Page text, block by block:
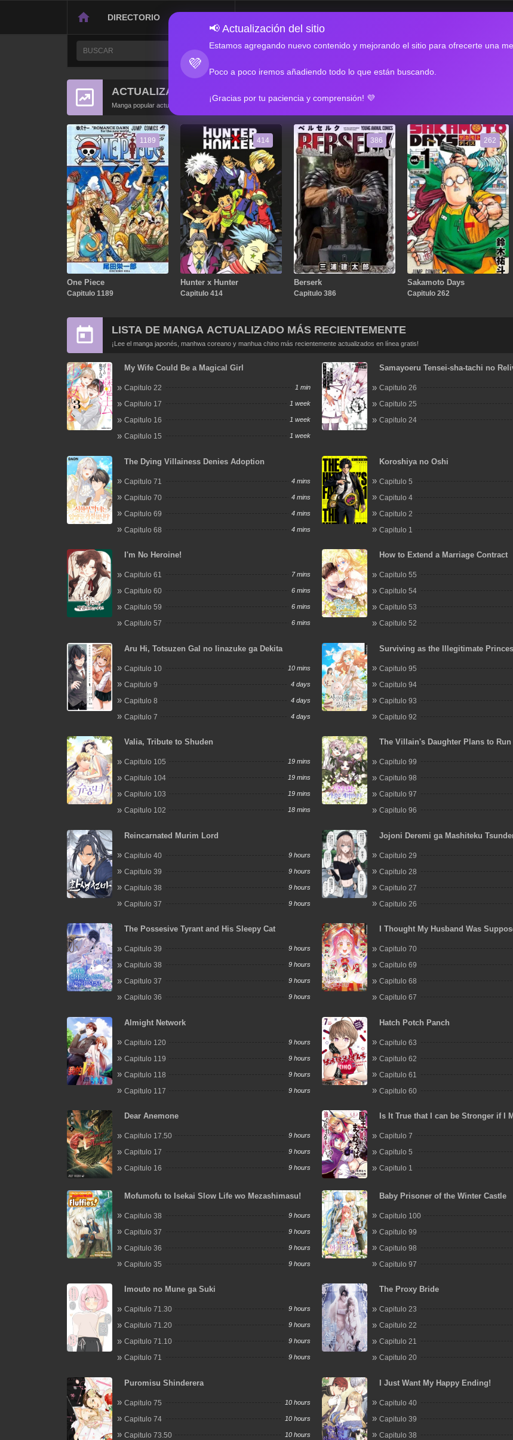
DIRECTORIO
💜
📢 Actualización del sitio
Estamos agregando nuevo contenido y mejorando el sitio para ofrecerte una
Poco a poco iremos añadiendo todo lo que están buscando.
¡Gracias por tu paciencia y comprensión! 💜
ACTUALIZACIONES POPULARES
Manga popular actualizado recientemente
1189
One Piece
Capitulo 1189
414
Hunter x Hunter
Capitulo 414
386
Berserk
Capitulo 386
262
Sakamoto Days
Capitulo 262
LISTA DE MANGA ACTUALIZADO MÁS RECIENTEMENTE
¡Lee el manga japonés, manhwa coreano y manhua chino más recientemente actualizados en línea gratis!
My Wife Could Be a Magical Girl
Capitulo 22 1 min
Capitulo 17 1 week
Capitulo 16 1 week
Capitulo 15 1 week
Samayoeru Tensei-sha-tachi no
Capitulo 26
Capitulo 25
Capitulo 24
The Dying Villainess Denies Adoption
Capitulo 71 4 mins
Capitulo 70 4 mins
Capitulo 69 4 mins
Capitulo 68 4 mins
Koroshiya no Oshi
Capitulo 5
Capitulo 4
Capitulo 2
Capitulo 1
I'm No Heroine!
Capitulo 61 7 mins
Capitulo 60 6 mins
Capitulo 59 6 mins
Capitulo 57 6 mins
How to Extend a Marriage Contract
Capitulo 55
Capitulo 54
Capitulo 53
Capitulo 52
Aru Hi, Totsuzen Gal no Iinazuke ga Dekita
Capitulo 10 10 mins
Capitulo 9 4 days
Capitulo 8 4 days
Capitulo 7 4 days
Surviving as the Illegitimate
Capitulo 95
Capitulo 94
Capitulo 93
Capitulo 92
Valia, Tribute to Shuden
Capitulo 105 19 mins
Capitulo 104 19 mins
Capitulo 103 19 mins
Capitulo 102 18 mins
The Villain's Daughter Plans to Run
Capitulo 99
Capitulo 98
Capitulo 97
Capitulo 96
Reincarnated Murim Lord
Capitulo 40 9 hours
Capitulo 39 9 hours
Capitulo 38 9 hours
Capitulo 37 9 hours
Jojoni Deremi ga Mashiteku
Capitulo 29
Capitulo 28
Capitulo 27
Capitulo 26
The Possesive Tyrant and His Sleepy Cat
Capitulo 39 9 hours
Capitulo 38 9 hours
Capitulo 37 9 hours
Capitulo 36 9 hours
I Thought My Husband Was
Capitulo 70
Capitulo 69
Capitulo 68
Capitulo 67
Almight Network
Capitulo 120 9 hours
Capitulo 119 9 hours
Capitulo 118 9 hours
Capitulo 117 9 hours
Hatch Potch Panch
Capitulo 63
Capitulo 62
Capitulo 61
Capitulo 60
Dear Anemone
Capitulo 17.50 9 hours
Capitulo 17 9 hours
Capitulo 16 9 hours
Is It True that I can be Stronger if I
Capitulo 7
Capitulo 5
Capitulo 1
Mofumofu to Isekai Slow Life wo Mezashimasu!
Capitulo 38 9 hours
Capitulo 37 9 hours
Capitulo 36 9 hours
Capitulo 35 9 hours
Baby Prisoner of the Winter Castle
Capitulo 100
Capitulo 99
Capitulo 98
Capitulo 97
Imouto no Mune ga Suki
Capitulo 71.30 9 hours
Capitulo 71.20 9 hours
Capitulo 71.10 9 hours
Capitulo 71 9 hours
The Proxy Bride
Capitulo 23
Capitulo 22
Capitulo 21
Capitulo 20
Puromisu Shinderera
Capitulo 75 10 hours
Capitulo 74 10 hours
Capitulo 73.50 10 hours
I Just Want My Happy Ending!
Capitulo 40
Capitulo 39
Capitulo 38